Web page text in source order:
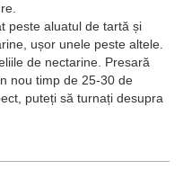
peste aluatul de tartă și
ușor unele peste altele.
de nectarine. Presară
nou timp de 25-30 de
puteți să turnați desupra